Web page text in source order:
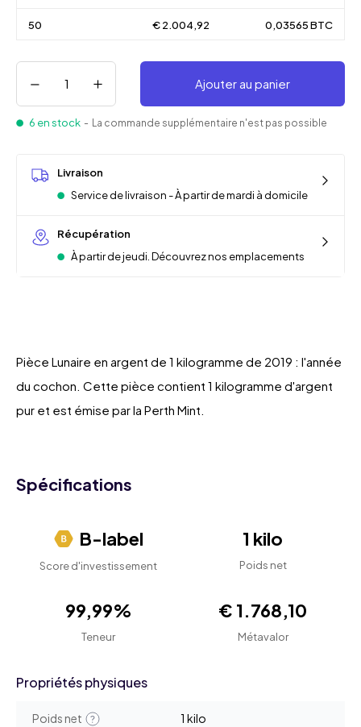
50 € 2.004,92 0,03565 BTC
Ajouter au panier
6 en stock - La commande supplémentaire n'est pas possible
Livraison
Service de livraison - À partir de mardi à domicile
Récupération
À partir de jeudi. Découvrez nos emplacements
Pièce Lunaire en argent de 1 kilogramme de 2019 : l'année
du cochon. Cette pièce contient 1 kilogramme d'argent
pur et est émise par la Perth Mint.
Spécifications
B-label
Score d'investissement
1 kilo
Poids net
99,99%
Teneur
€ 1.768,10
Métavalor
Propriétés physiques
Poids net 1 kilo